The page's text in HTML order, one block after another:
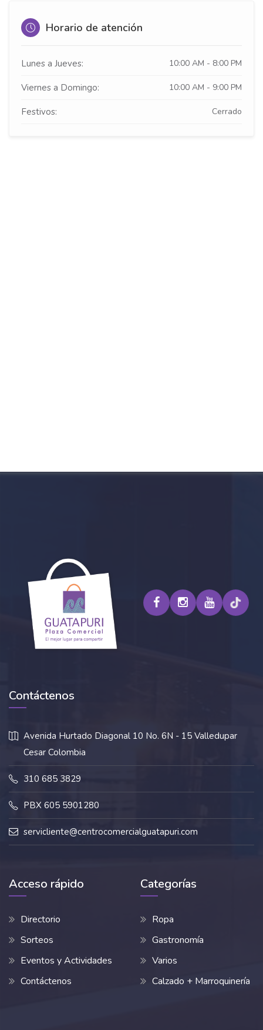
Horario de atención
Lunes a Jueves: 10:00 AM - 8:00 PM
Viernes a Domingo: 10:00 AM - 9:00 PM
Festivos: Cerrado
Contáctenos
Avenida Hurtado Diagonal 10 No. 6N - 15 Valledupar
Cesar Colombia
310 685 3829
PBX 605 5901280
servicliente@centrocomercialguatapuri.com
Acceso rápido
Directorio
Sorteos
Eventos y Actividades
Contáctenos
Categorías
Ropa
Gastronomía
Varios
Calzado + Marroquinería